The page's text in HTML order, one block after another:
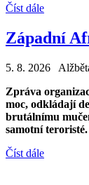
Číst dále
Západní
5. 8. 2026
Zpráva
moc, odkládají
brutálnímu
samotní teroristé.
Číst dále